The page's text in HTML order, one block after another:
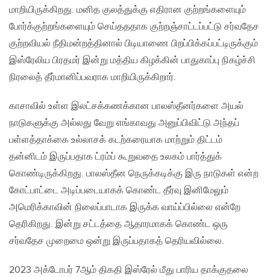
மாறியிருக்கிறது. மனித குலத்துக்கு எதிரான குற்றங்களையும்
போர்க்குற்றங்களையும் செய்தததாக குற்றஞ்சாட்டப்பட்டு சர்வதேச
குற்றவியல் நீதிமன்றத்தினால் பிடியாணை பிறப்பிக்கப்பட்டிருக்கும்
இஸ்ரேலிய பிரதமர் இன்று மத்திய கிழக்கின் பாதுகாப்பு நிகழ்ச்சி
நிரலைத் தீர்மானிப்பவராக மாறியிருக்கிறார்.
காசாவில் உள்ள இலட்சக்கணக்கான பாலஸ்தீனர்களை அயல்
நாடுகளுக்கு அல்லது வேறு எங்காவது அனுப்பிவிட்டு அந்தப்
பள்ளத்தாக்கை உல்லாசக் கடற்கரையாக மாற்றும் திட்டம்
தன்னிடம் இருப்பதாக ட்ரம்ப் கூறுவதை உலகம் பார்த்துக்
கொண்டிருக்கிறது. பாலஸ்தீன நெருக்கடிக்கு இரு நாடுகள் என்ற
கோட்பாட்டை அடிப்படையாகக் கொண்ட தீர்வு இனிமேலும்
அமெரிக்காவின் நிலைப்பாடாக இருக்க வாய்ப்பில்லை என்றே
தெரிகிறது. இன்று சட்டத்தை ஆதாரமாகக் கொண்ட ஒரு
சர்வதேச முறைமை ஒன்று இருப்பதாகத் தெரியவில்லை.
2023 அக்டோபர் 7ஆம் திகதி இஸ்ரேல் மீது பாரிய தாக்குதலை